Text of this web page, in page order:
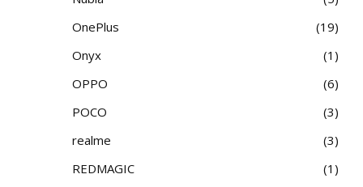
OnePlus
19
Onyx
1
OPPO
6
POCO
3
realme
3
REDMAGIC
1